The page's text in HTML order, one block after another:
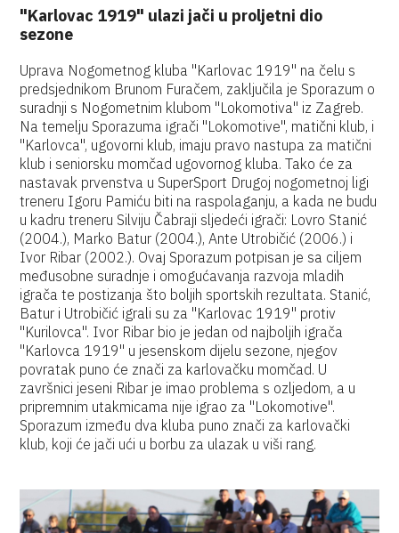
"Karlovac 1919" ulazi jači u proljetni dio
sezone
Uprava Nogometnog kluba "Karlovac 1919" na čelu s
predsjednikom Brunom Furačem, zaključila je Sporazum o
suradnji s Nogometnim klubom "Lokomotiva" iz Zagreb.
Na temelju Sporazuma igrači "Lokomotive", matični klub, i
"Karlovca", ugovorni klub, imaju pravo nastupa za matični
klub i seniorsku momčad ugovornog kluba. Tako će za
nastavak prvenstva u SuperSport Drugoj nogometnoj ligi
treneru Igoru Pamiću biti na raspolaganju, a kada ne budu
u kadru treneru Silviju Čabraji sljedeći igrači: Lovro Stanić
(2004.), Marko Batur (2004.), Ante Utrobičić (2006.) i
Ivor Ribar (2002.). Ovaj Sporazum potpisan je sa ciljem
međusobne suradnje i omogućavanja razvoja mladih
igrača te postizanja što boljih sportskih rezultata. Stanić,
Batur i Utrobičić igrali su za "Karlovac 1919" protiv
"Kurilovca". Ivor Ribar bio je jedan od najboljih igrača
"Karlovca 1919" u jesenskom dijelu sezone, njegov
povratak puno će znači za karlovačku momčad. U
završnici jeseni Ribar je imao problema s ozljedom, a u
pripremnim utakmicama nije igrao za "Lokomotive".
Sporazum između dva kluba puno znači za karlovački
klub, koji će jači ući u borbu za ulazak u viši rang.